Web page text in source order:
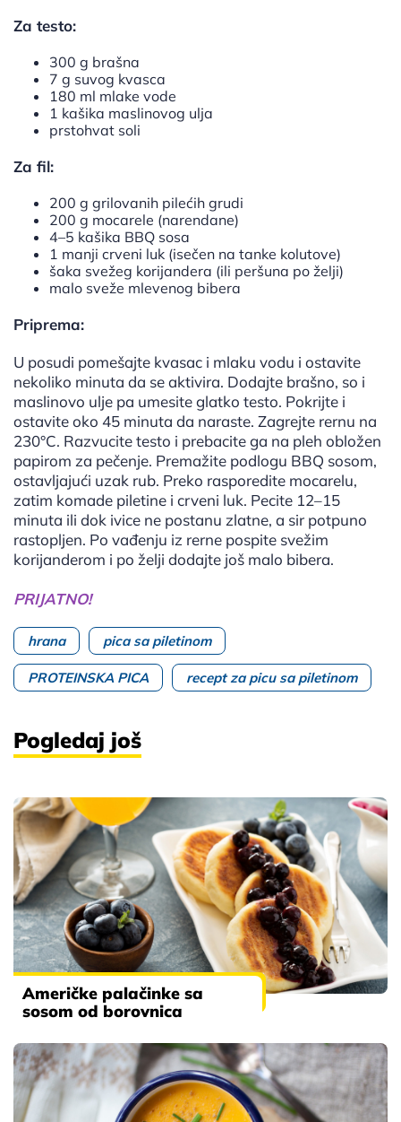
Za testo:
300 g brašna
7 g suvog kvasca
180 ml mlake vode
1 kašika maslinovog ulja
prstohvat soli
Za fil:
200 g grilovanih pilećih grudi
200 g mocarele (narendane)
4–5 kašika BBQ sosa
1 manji crveni luk (isečen na tanke kolutove)
šaka svežeg korijandera (ili peršuna po želji)
malo sveže mlevenog bibera
Priprema:
U posudi pomešajte kvasac i mlaku vodu i ostavite
nekoliko minuta da se aktivira. Dodajte brašno, so i
maslinovo ulje pa umesite glatko testo. Pokrijte i
ostavite oko 45 minuta da naraste. Zagrejte rernu na
230°C. Razvucite testo i prebacite ga na pleh obložen
papirom za pečenje. Premažite podlogu BBQ sosom,
ostavljajući uzak rub. Preko rasporedite mocarelu,
zatim komade piletine i crveni luk. Pecite 12–15
minuta ili dok ivice ne postanu zlatne, a sir potpuno
rastopljen. Po vađenju iz rerne pospite svežim
korijanderom i po želji dodajte još malo bibera.
PRIJATNO!
hrana pica sa piletinom
PROTEINSKA PICA recept za picu sa piletinom
Pogledaj još
Američke palačinke sa
sosom od borovnica